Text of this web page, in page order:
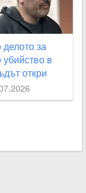
за
убийство в
откри
около
две от